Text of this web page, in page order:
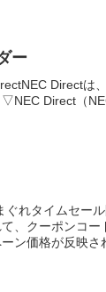
ー
Directは
Direct（
れタイムセー
、クーポンコ
ン価格が反映さ